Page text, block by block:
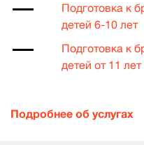
Подготовка к
детей 6-10 лет
Подготовка к
детей от 11 лет
Подробнее об услугах